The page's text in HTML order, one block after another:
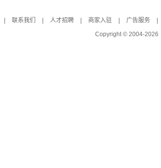
联系我们 人才招聘 商家入驻 广告服务
Copyright © 2004-2026